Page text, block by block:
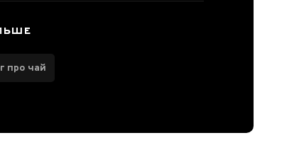
про чай